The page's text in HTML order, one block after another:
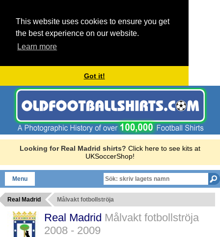
This website uses cookies to ensure you get
the best experience on our website.
Learn more
Got it!
Looking for Real Madrid shirts? Click here to see kits at
UKSoccerShop!
Menu
Real Madrid Målvakt fotbollströja
Real Madrid Målvakt fotbollströja
2008 - 2009